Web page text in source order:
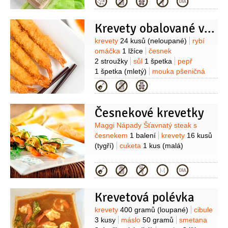
koriandr(k podávání) limetka
(uvařené)
sůl pepř
Krevety obalované v těstíčku
Suroviny
krevety 24 kusů (neloupané)
rybí
omáčka 1 lžíce
česnek
2 stroužky
sůl 1 špetka
pepř
1 špetka (mletý)
mouka pšeničná
hladká1 hrnek
1/2hrnku
moučka bramborová
kukuřičný)
vejce1 kus
Omáčka:
ananas1 hrnek (sladší, může být i
kompot)
voda 1 hrnek
(nebo šťáva z
kopotu)
paprička chilli červená
limetky)
cukr1/4hrnku
ocet
1/2hrnku
rybí omáčka
1 lžíce (kvalitní)
Kategorie
Česnekové krevetky
Suroviny
Maggi Nápady Šťavnatý steak s
česnekem 1 balení krevety 16 kusů
(tygří)
cuketa 1 kus (malá)
Kategorie
Krevetová polévka
Suroviny
krevety 400 gramů (loupané)
cibule
3 kusy
máslo 50 gramů
smetana